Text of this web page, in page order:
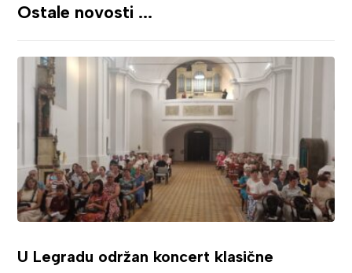
Ostale novosti ...
U Legradu održan koncert klasične